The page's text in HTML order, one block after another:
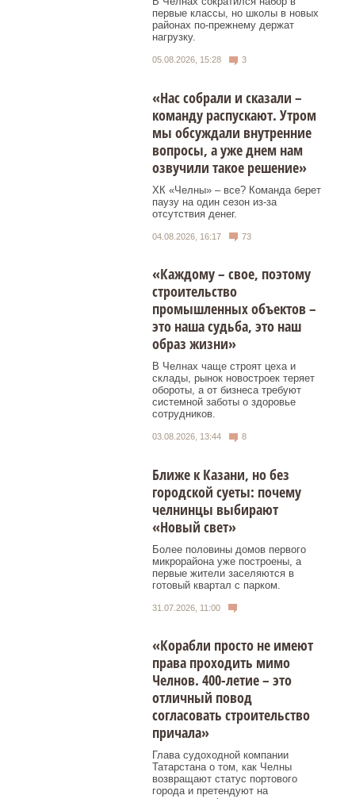
первые классы, но школы в новых
районах по-прежнему держат
нагрузку.
05.08.2026, 15:28 3
«Нас собрали и сказали –
команду распускают. Утром
мы обсуждали внутренние
вопросы, а уже днем нам
озвучили такое решение»
ХК «Челны» – все? Команда берет
паузу на один сезон из-за
отсутствия денег.
04.08.2026, 16:17 73
«Каждому – свое, поэтому
строительство
промышленных объектов –
это наша судьба, это наш
образ жизни»
В Челнах чаще строят цеха и
склады, рынок новостроек теряет
обороты, а от бизнеса требуют
системной заботы о здоровье
сотрудников.
03.08.2026, 13:44 8
Ближе к Казани, но без
городской суеты: почему
челнинцы выбирают
«Новый свет»
Более половины домов первого
микрорайона уже построены, а
первые жители заселяются в
готовый квартал с парком.
31.07.2026, 11:00
«Корабли просто не имеют
права проходить мимо
Челнов. 400-летие – это
отличный повод
согласовать строительство
причала»
Глава судоходной компании
Татарстана о том, как Челны
возвращают статус портового
города и претендуют на